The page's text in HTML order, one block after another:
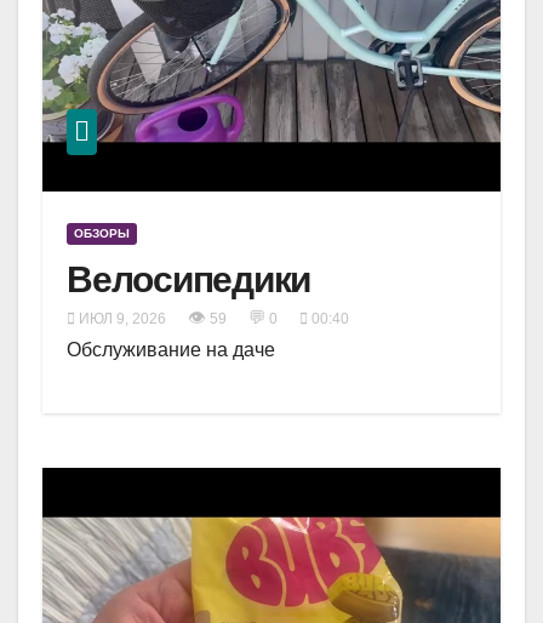
ОБЗОРЫ
Велосипедики
ИЮЛ 9, 2026 👁 59 💬 0 00:40
Обслуживание на даче